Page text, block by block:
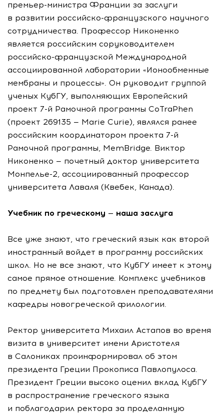
премьер-министра Франции за заслуги
в развитии российско-французского научного
сотрудничества. Профессор Никоненко
является российским соруководителем
российско-французской Международной
ассоциированной лаборатории «Ионообменные
мембраны и процессы». Он руководит группой
ученых КубГУ, выполняющих Европейский
проект 7-й Рамочной программы CoTraPhen
(проект 269135 — Marie Curie), являлся ранее
российским координатором проекта 7-й
Рамочной программы, MemBridge. Виктор
Никоненко — почетный доктор университета
Монпелье-2, ассоциированный профессор
университета Лаваля (Квебек, Канада).
Учебник по греческому — наша заслуга
Все уже знают, что греческий язык как второй
иностранный войдет в программу российских
школ. Но не все знают, что КубГУ имеет к этому
самое прямое отношение. Комплекс учебников
по предмету был подготовлен преподавателями
кафедры новогреческой филологии.
Ректор университета Михаил Астапов во время
визита в университет имени Аристотеля
в Салониках проинформировал об этом
президента Греции Прокописа Павлопулоса.
Президент Греции высоко оценил вклад КубГУ
в распространение греческого языка
и поблагодарил ректора за проделанную